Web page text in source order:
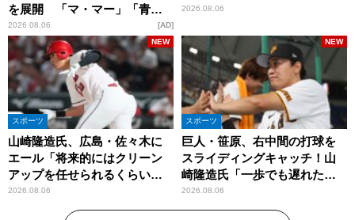
を展開 「マ・マー」「青の
洞窟」ブランドを強化
2026.08.06 AD
2026.08.06
スポーツ
山崎隆造氏、広島・佐々木に
エール「将来的にはクリーン
アップを任せられるくらいま
では成長して」
2026.08.06
NEW
スポーツ
巨人・笹原、右中間の打球を
スライディングキャッチ！山
崎隆造氏「一歩でも遅れた
ら…」
2026.08.06
NEW